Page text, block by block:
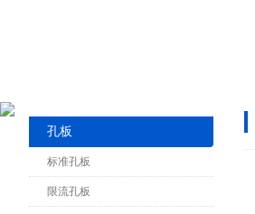
孔板
标准孔板
限流孔板